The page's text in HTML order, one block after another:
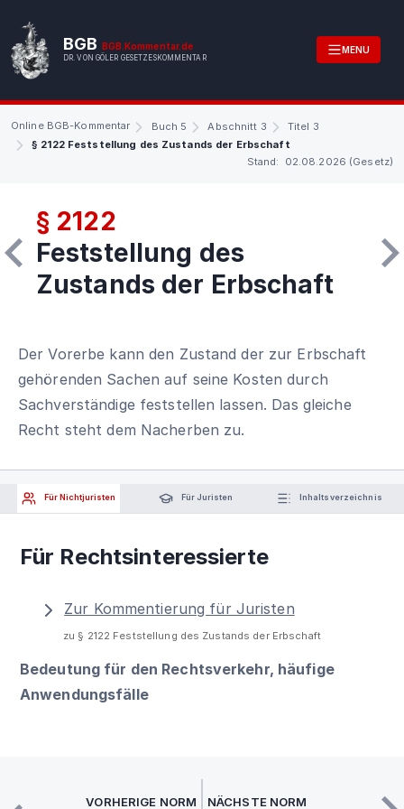
BGB BGB.Kommentar.de
DR. VON GÖLER GESETZESKOMMENTAR
MENU
Online BGB-Kommentar Buch 5 Abschnitt 3
Titel 3
§ 2122 Feststellung des Zustands der Erbschaft
Stand: 02.08.2026 (Gesetz)
§ 2122
Feststellung des
Zustands der Erbschaft
Der Vorerbe kann den Zustand der zur Erbschaft
gehörenden Sachen auf seine Kosten durch
Sachverständige feststellen lassen. Das gleiche
Recht steht dem Nacherben zu.
Für Nichtjuristen Für Juristen Inhaltsverzeichnis
Für Rechtsinteressierte
Zur Kommentierung für Juristen
zu § 2122 Feststellung des Zustands der Erbschaft
Bedeutung für den Rechtsverkehr, häufige
Anwendungsfälle
VORHERIGE NORM NÄCHSTE NORM